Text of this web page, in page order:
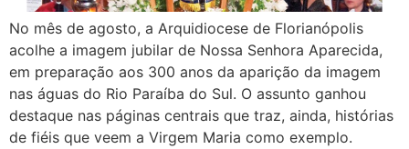
No mês de agosto, a Arquidiocese de Florianópolis
acolhe a imagem jubilar de Nossa Senhora Aparecida,
em preparação aos 300 anos da aparição da imagem
nas águas do Rio Paraíba do Sul. O assunto ganhou
destaque nas páginas centrais que traz, ainda, histórias
de fiéis que veem a Virgem Maria como exemplo.